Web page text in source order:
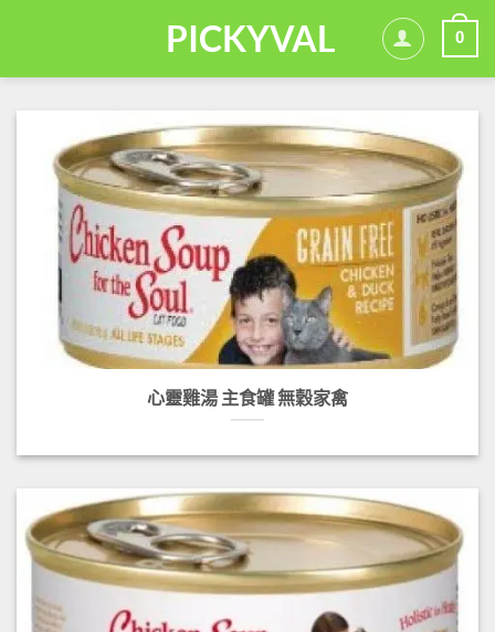
content
PICKYVAL 0
心靈雞湯 主食罐 無穀家禽